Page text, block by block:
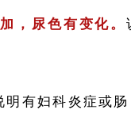
，尿色有变化。
明有妇科炎症或肠